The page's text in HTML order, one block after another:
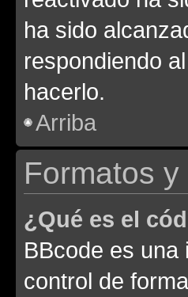
ha sido
respondiendo
hacerlo.
Arriba
Formatos
¿Qué es el
BBcode es una
control de